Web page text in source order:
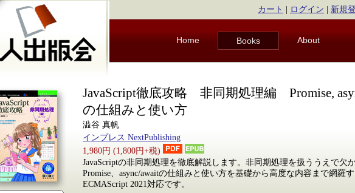
カート ログイン 新規
Home Books About
JavaScript徹底攻略 非同期処理編 Promise,
の仕組みと使い方
澁谷 真帆
インプレス NextPublishing
1,980円 (1,800円+税)
JavaScriptの非同期処理を徹底解説します。非同期処理を扱ううえで欠
Promise、async/awaitの仕組みと使い方を基礎から高度な内容まで網羅
ECMAScript 2021対応です。